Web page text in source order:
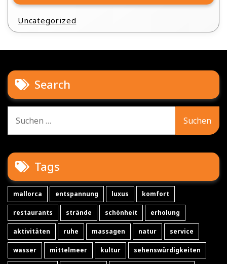
Uncategorized
Search
nach:
Tags
mallorca entspannung luxus komfort
restaurants strände schönheit erholung
aktivitäten ruhe massagen natur service
wasser mittelmeer kultur sehenswürdigkeiten